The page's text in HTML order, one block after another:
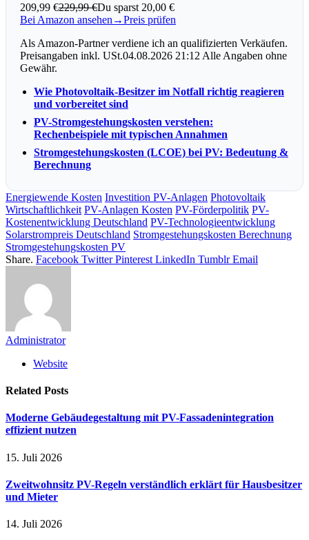
209,99 €229,99 €Du sparst 20,00 €
Bei Amazon ansehen →Preis prüfen
Als Amazon-Partner verdiene ich an qualifizierten Verkäufen.
Preisangaben inkl. USt.04.08.2026 21:12 Alle Angaben ohne
Gewähr.
Wie Photovoltaik-Besitzer im Notfall richtig reagieren
und vorbereitet sind
PV-Stromgestehungskosten verstehen:
Rechenbeispiele mit typischen Annahmen
Stromgestehungskosten (LCOE) bei PV: Bedeutung &
Berechnung
Energiewende Kosten Investition PV-Anlagen Photovoltaik
Wirtschaftlichkeit PV-Anlagen Kosten PV-Förderpolitik PV-
Kostenentwicklung Deutschland PV-Technologieentwicklung
Solarstrompreis Deutschland Stromgestehungskosten Berechnung
Stromgestehungskosten PV
Share. Facebook Twitter Pinterest LinkedIn Tumblr Email
Administrator
Website
Related Posts
Moderne Gebäudegestaltung mit PV-Fassadenintegration
effizient nutzen
15. Juli 2026
Zweitwohnsitz PV-Regeln verständlich erklärt für Hausbesitzer
und Mieter
14. Juli 2026